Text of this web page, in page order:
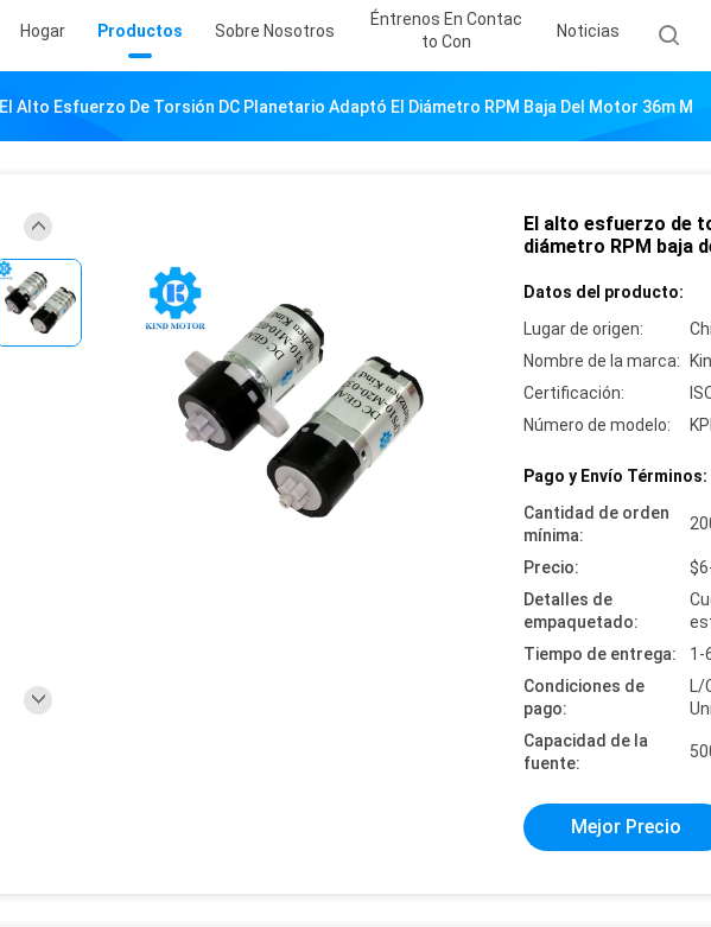
Hogar Productos Sobre Nosotros
Éntrenos En Contac
To Con
Noticias
El Alto Esfuerzo De Torsión DC Planetario Adaptó El Diámetro RPM Baja Del Motor 36m M
El alto esfuerzo de
diámetro RPM baja
Datos del producto:
Lugar de origen:
Nombre de la marca:
Certificación:
Número de modelo:
Pago y Envío Términos:
Cantidad de orden
mínima:
Precio:
Detalles de
empaquetado:
Tiempo de entrega:
1-
Condiciones de
pago:
L/
Capacidad de la
fuente:
Mejor Precio